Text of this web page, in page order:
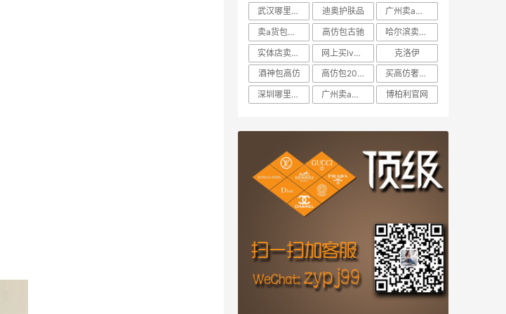
武汉哪里买包包样式多 迪奥护肤品
广州卖a货包包的地方在哪
卖a货包包靠谱的微商
高仿包古驰
哈尔滨卖高仿一条街
实体店卖a货
网上买lv包包在哪里买靠
克洛伊
酒神包高仿
高仿包2000和3000
买高仿奢侈品包包在哪买
深圳哪里买A货日默瓦旅行
广州卖a货包包的地方在哪 博柏利官网